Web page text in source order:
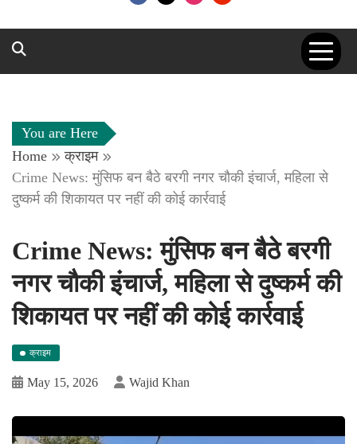
You are Here
Home
क्राइम
Crime News: मुंसिफ बन बैठे बरगी नगर चौकी इंचार्ज, महिला से
दुष्कर्म की शिकायत पर नहीं की कोई कार्रवाई
Crime News: मुंसिफ बन बैठे बरगी
नगर चौकी इंचार्ज, महिला से दुष्कर्म की
शिकायत पर नहीं की कोई कार्रवाई
क्राइम
May 15, 2026 Wajid Khan